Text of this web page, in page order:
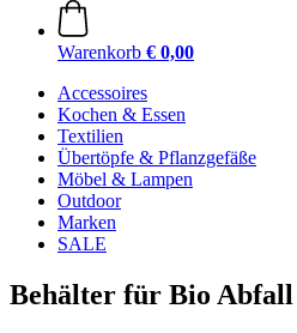
Warenkorb € 0,00
Accessoires
Kochen & Essen
Textilien
Übertöpfe & Pflanzgefäße
Möbel & Lampen
Outdoor
Marken
SALE
Behälter für Bio Abfall